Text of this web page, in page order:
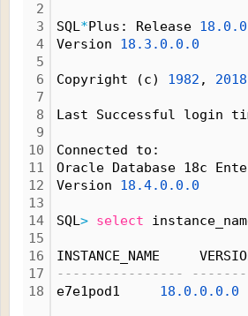
2
3
4
5
6
7
8
9
10
11
12
13
14
15
16
17
18
SQL*Plus: Release 18. 0.
Version 18. 3. 0. 0. 0
Copyright (c) 1982 , 2018
Last Successful login
Connected to:
Oracle Database 18c
Version 18.4. 0. 0. 0
SQL> select
INSTANCE_NAME
----------------
e7e1pod1 18. 0. 0. 0. 0